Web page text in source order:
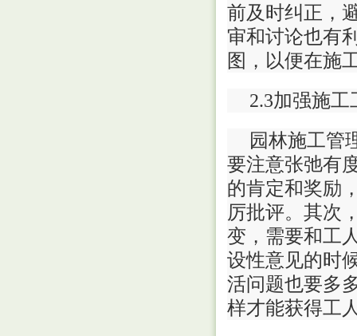
前及时纠正，
审和讨论也有
图，以便在施
2.3加强施工
园林施工管
要注意张弛有
的肯定和奖励
厉批评。其次
变，需要和工
设性意见的时
活问题也要多
样才能获得工